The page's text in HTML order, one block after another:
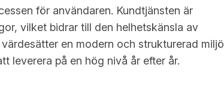
för användaren. Kundtjänsten är
vilket bidrar till den helhetskänsla av
en modern och strukturerad miljö
leverera på en hög nivå år efter år.